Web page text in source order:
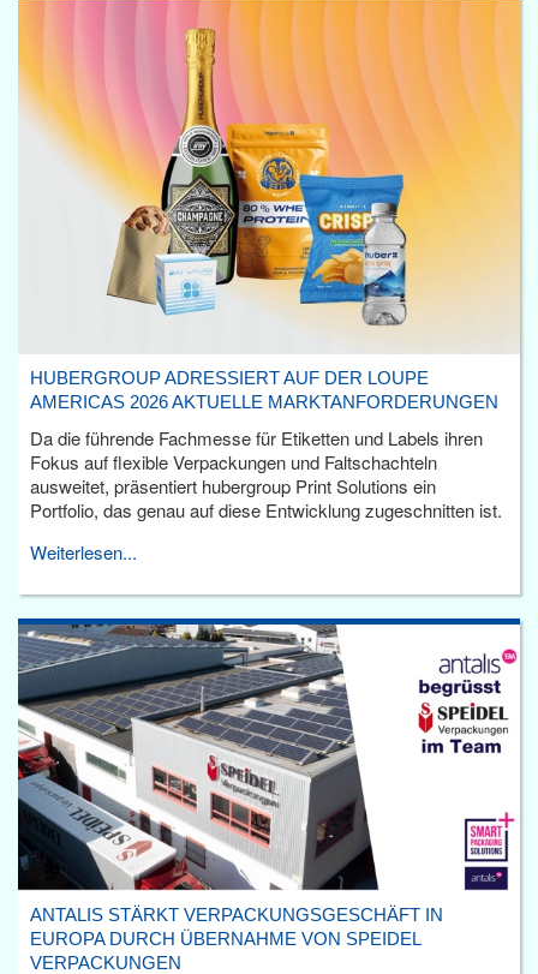
HUBERGROUP ADRESSIERT AUF DER LOUPE
AMERICAS 2026 AKTUELLE MARKTANFORDERUNGEN
Da die führende Fachmesse für Etiketten und Labels ihren
Fokus auf flexible Verpackungen und Faltschachteln
ausweitet, präsentiert hubergroup Print Solutions ein
Portfolio, das genau auf diese Entwicklung zugeschnitten ist.
Weiterlesen...
ANTALIS STÄRKT VERPACKUNGSGESCHÄFT IN
EUROPA DURCH ÜBERNAHME VON SPEIDEL
VERPACKUNGEN